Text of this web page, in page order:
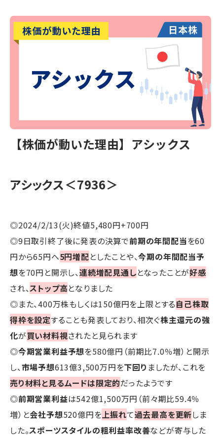
【株価が動いた理由】アシックス
アシックス＜7936＞
◎2024/2/13(火)終値5,480円+700円
◎9日取引終了後に発表の決算で前期の年間配当を60
円から65円へ5円増配としたことや、今期の年間配当予
想を70円と開示し、連続増配見通しとなったことが好感
され、ストップ高となりました
◎また、400万株もしくは150億円を上限とする自己株取
得枠を設定することも発表しており、相次ぐ株主還元の強
化が買い材料視されたと見られます
◎今期営業利益予想を580億円（前期比7.0％増）と開示
し、市場予想613億3,500万円を下回り ましたが、これを
売り材料と見るムードは限定的だったようです
◎前期営業利益は542億1,500万円（前々期比59.4％
増）と会社予想520億円を 上振れて過去最高を更新しま
した。スポーツスタイルの粗利益率改善などが寄与した